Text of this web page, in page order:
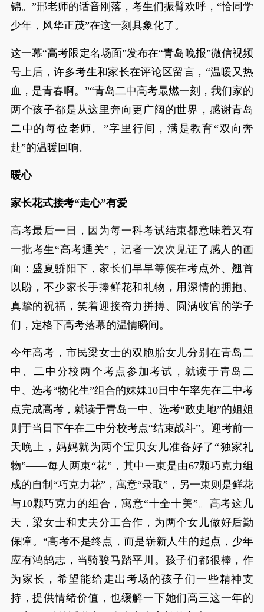
锦。”邢老师的话音刚落，考生们振臂欢呼，“恰同学
少年，风华正茂”在这一刻具象化了。
这一幕“高考限定名场面”发布在“青岛晚报”微信视频
号上后，许多考生和家长在评论区留言，“温暖又热
血，是青春啊。”“青岛二中高考最燃一刻，我们家的
两个孩子都是从这里奔向更广阔的世界，感谢青岛
二中的每位老师。”字里行间，满是教育“双向奔
赴”的温暖回响。
暖心
家长花式接考“走心”有爱
高考最后一日，因为每一科考试结束都意味着又有
一批考生“高考通关”，记者一次次见证了感人的画
面：盛夏骄阳下，家长们早早等候在考点外、翘首
以盼，不少家长手捧鲜花和礼物，用深情的拥抱、
真挚的祝福，笑着迎接奋力拼搏、圆满收官的学子
们，定格下高考落幕的温情瞬间。
今年高考，市民梁女士的双胞胎女儿分别在青岛二
中、二中分校两个考点参加考试，就读于青岛二
中、选考“物化生”组合的妹妹10日中午率先在二中考
点完成高考，就读于青岛一中、选考“政史地”的姐姐
则于当日下午在二中分校考点“结束战斗”。迎考前一
天晚上，妈妈就为两个宝贝女儿准备好了“独家礼
物”——每人两束“花”，其中一束是由67颗巧克力组
成的自制“巧克力花”，寓意“录取”，另一束则是鲜花
与10颗巧克力的组合，寓意“十全十美”。高考这几
天，梁女士和丈夫分工合作，为两个女儿做好后勤
保障。“高考不是终点，而是崭新人生的起点，少年
应有鸿鹄志，当骑骏马踏平川。孩子们都很棒，作
为家长，希望能给走出考场的孩子们一些精神支
持，提供情绪价值，也缓解一下她们高三这一年的